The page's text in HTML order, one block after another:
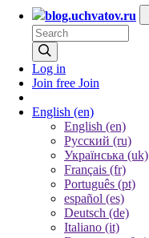
blog.uchvatov.ru
Log in
Join free Join
English (en)
English (en)
Русский (ru)
Українська (uk)
Français (fr)
Português (pt)
español (es)
Deutsch (de)
Italiano (it)